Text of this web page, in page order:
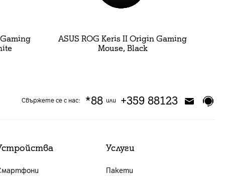
ASUS ROG Keris II Origin Gaming
Mouse, Black
Свържете се с нас: *88 или +359 88123
Услуги
Пакети